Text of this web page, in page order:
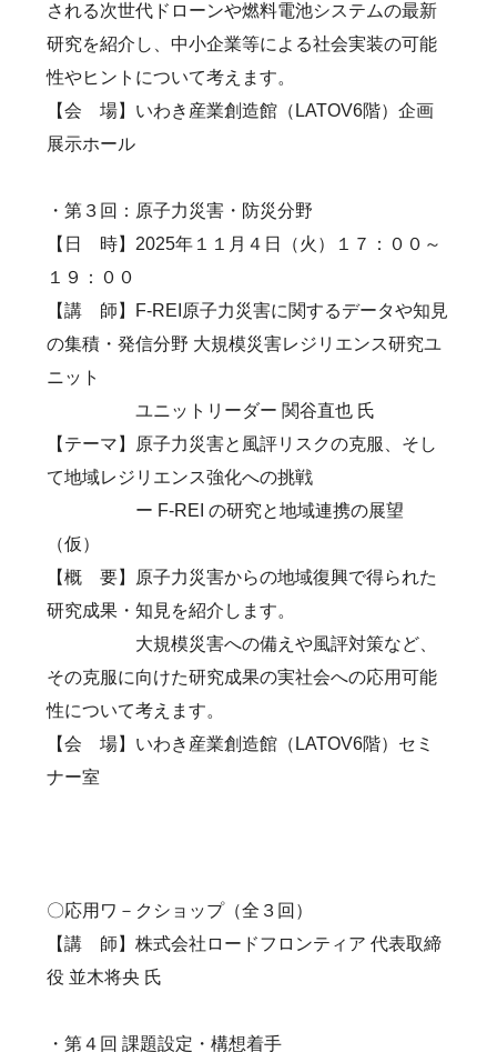
される次世代ドローンや燃料電池システムの最新
研究を紹介し、中小企業等による社会実装の可能
性やヒントについて考えます。
【会 場】いわき産業創造館（LATOV6階）企画
展示ホール
・第３回：原子力災害・防災分野
【日 時】2025年１１月４日（火）１７：００～
１９：００
【講 師】F-REI原子力災害に関するデータや知見
の集積・発信分野 大規模災害レジリエンス研究ユ
ニット
ユニットリーダー 関谷直也 氏
【テーマ】原子力災害と風評リスクの克服、そし
て地域レジリエンス強化への挑戦
ー F-REI の研究と地域連携の展望
（仮）
【概 要】原子力災害からの地域復興で得られた
研究成果・知見を紹介します。
大規模災害への備えや風評対策など、
その克服に向けた研究成果の実社会への応用可能
性について考えます。
【会 場】いわき産業創造館（LATOV6階）セミ
ナー室
〇応用ワ－クショップ（全３回）
【講 師】株式会社ロードフロンティア 代表取締
役 並木将央 氏
・第４回 課題設定・構想着手